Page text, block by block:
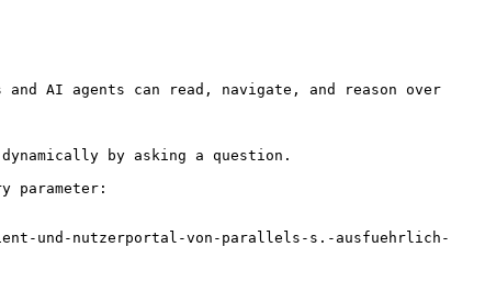
AI agents can read, navigate, and reason over
by asking a question.
parameter:
und-nutzerportal-von-parallels-s.-ausfuehrlich-